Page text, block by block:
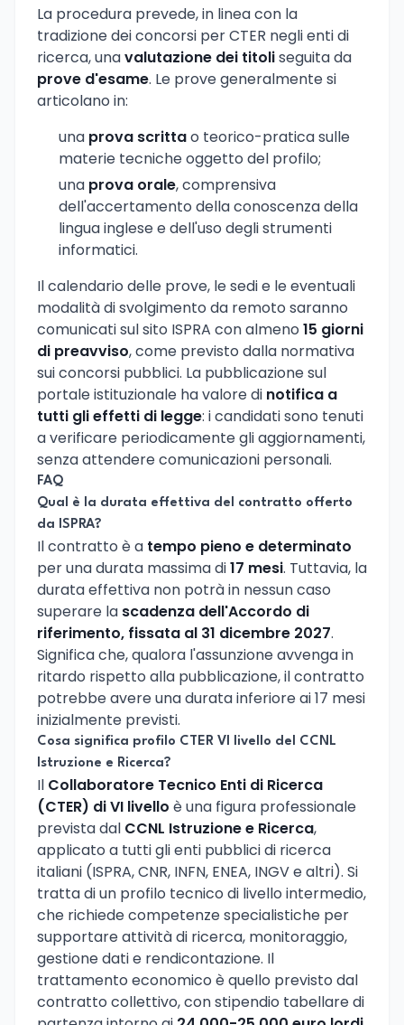
La procedura prevede, in linea con la
tradizione dei concorsi per CTER negli enti di
ricerca, unavalutazione dei titoliseguita da
prove d'esame. Le prove generalmente si
articolano in:
una prova scrittao teorico-pratica sulle
materie tecniche oggetto del profilo;
una prova orale, comprensiva
dell'accertamento della conoscenza della
lingua inglese e dell'uso degli strumenti
informatici.
Il calendario delle prove, le sedi e le eventuali
modalità di svolgimento da remoto saranno
comunicati sul sito ISPRA con almeno 15 giorni
di preavviso, come previsto dalla normativa
sui concorsi pubblici. La pubblicazione sul
portale istituzionale ha valore di notifica a
tutti gli effetti di legge: i candidati sono tenuti
a verificare periodicamente gli aggiornamenti,
senza attendere comunicazioni personali.
FAQ
Qual è la durata effettiva del contratto offerto
da ISPRA?
Il contratto è a tempo pieno e determinato
per una durata massima di17 mesi. Tuttavia, la
durata effettiva non potrà in nessun caso
superare la scadenza dell'Accordo di
riferimento, fissata al 31 dicembre 2027.
Significa che, qualora l'assunzione avvenga in
ritardo rispetto alla pubblicazione, il contratto
potrebbe avere una durata inferiore ai 17 mesi
inizialmente previsti.
Cosa significa profilo CTER VI livello del CCNL
Istruzione e Ricerca?
Il Collaboratore Tecnico Enti di Ricerca
(CTER) di VI livello è una figura professionale
prevista dal CCNL Istruzione e Ricerca,
applicato a tutti gli enti pubblici di ricerca
italiani (ISPRA, CNR, INFN, ENEA, INGV e altri). Si
tratta di un profilo tecnico di livello intermedio,
che richiede competenze specialistiche per
supportare attività di ricerca, monitoraggio,
gestione dati e rendicontazione. Il
trattamento economico è quello previsto dal
contratto collettivo, con stipendio tabellare di